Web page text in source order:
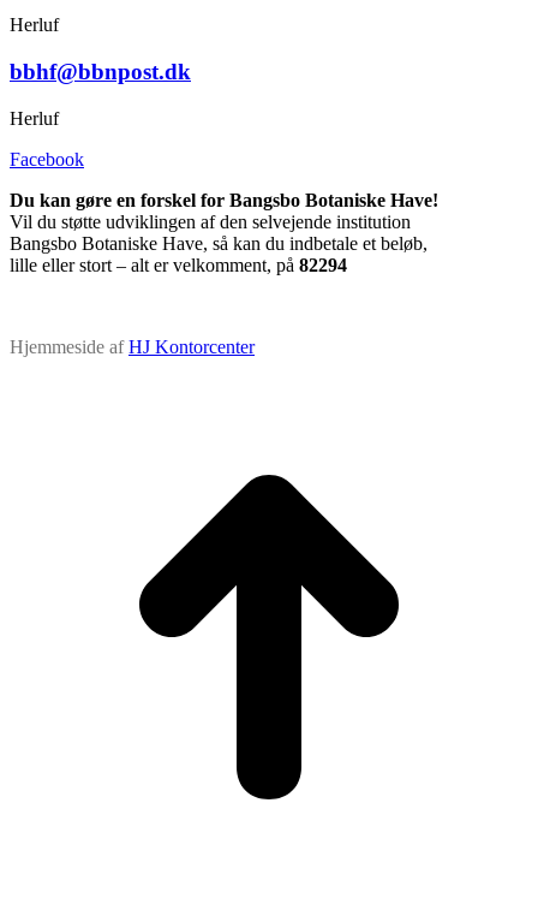
Herluf
bbhf@bbnpost.dk
Herluf
Facebook
Du kan gøre en forskel for Bangsbo Botaniske Have!
Vil du støtte udviklingen af den selvejende institution
Bangsbo Botaniske Have, så kan du indbetale et beløb,
lille eller stort – alt er velkomment, på 82294
Hjemmeside afHJ Kontorcenter